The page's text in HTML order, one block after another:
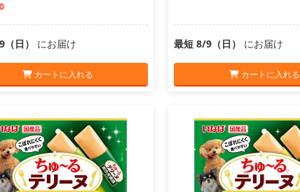
日） にお届け
カートに入れる
最短 8/9（日） にお届け
カートに入れる